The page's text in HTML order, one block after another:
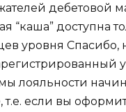
дебетовой
“каша” доступна
уровня Спасибо,
лояльности
т.е. если вы